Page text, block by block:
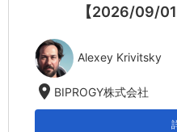
【2026/09/
Alexey Krivitsky
location_on BIPROGY株式会社